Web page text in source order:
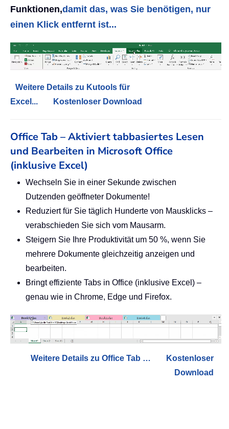
Funktionen,damit das, was Sie benötigen, nur
einen Klick entfernt ist...
Weitere Details zu Kutools für
Excel...
Kostenloser Download
Office Tab – Aktiviert tabbasiertes Lesen
und Bearbeiten in Microsoft Office
(inklusive Excel)
Wechseln Sie in einer Sekunde zwischen
Dutzenden geöffneter Dokumente!
Reduziert für Sie täglich Hunderte von Mausklicks –
verabschieden Sie sich vom Mausarm.
Steigern Sie Ihre Produktivität um 50 %, wenn Sie
mehrere Dokumente gleichzeitig anzeigen und
bearbeiten.
Bringt effiziente Tabs in Office (inklusive Excel) –
genau wie in Chrome, Edge und Firefox.
Weitere Details zu Office Tab …
Kostenloser
Download